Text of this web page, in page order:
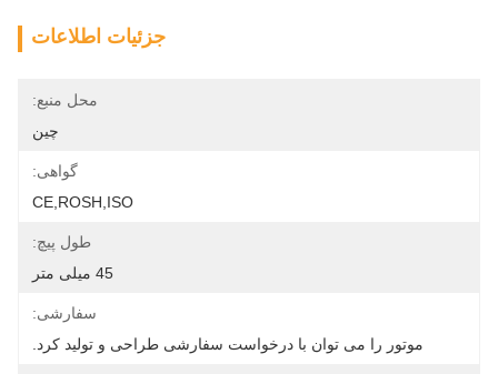
جزئیات اطلاعات
محل منبع:
چین
گواهی:
CE,ROSH,ISO
طول پیچ:
45 میلی متر
سفارشی:
موتور را می توان با درخواست سفارشی طراحی و تولید کرد.